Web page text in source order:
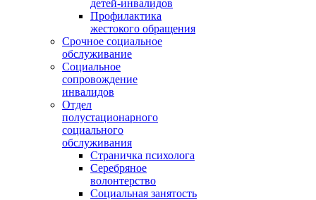
детей-инвалидов
Профилактика
жестокого обращения
Срочное социальное
обслуживание
Социальное
сопровождение
инвалидов
Отдел
полустационарного
социального
обслуживания
Страничка психолога
Серебряное
волонтерство
Социальная занятость